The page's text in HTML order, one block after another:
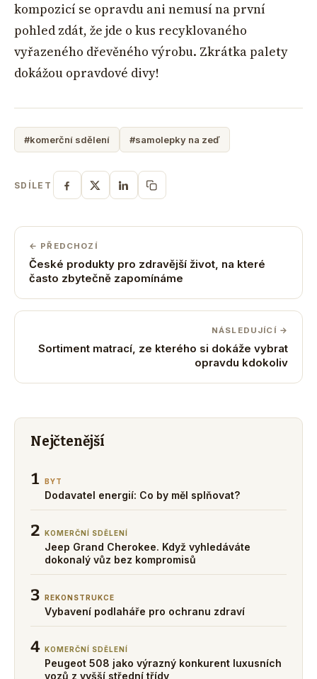
kompozicí se opravdu ani nemusí na první
pohled zdát, že jde o kus recyklovaného
vyřazeného dřevěného výrobu. Zkrátka palety
dokážou opravdové divy!
#komerční sdělení #samolepky na zeď
SDÍLET
← PŘEDCHOZÍ
České produkty pro zdravější život, na které
často zbytečně zapomínáme
NÁSLEDUJÍCÍ →
Sortiment matrací, ze kterého si dokáže vybrat
opravdu kdokoliv
Nejčtenější
1 BYT
Dodavatel energií: Co by měl splňovat?
2 KOMERČNÍ SDĚLENÍ
Jeep Grand Cherokee. Když vyhledáváte
dokonalý vůz bez kompromisů
3 REKONSTRUKCE
Vybavení podlaháře pro ochranu zdraví
4 KOMERČNÍ SDĚLENÍ
Peugeot 508 jako výrazný konkurent luxusních
vozů z vyšší střední třídy